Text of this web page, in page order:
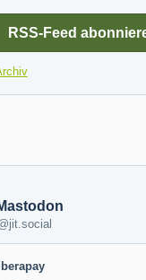
RSS-Feed